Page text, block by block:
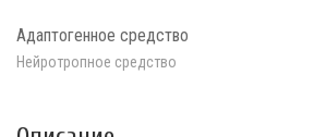
Адаптогенное средство
Нейротропное средство